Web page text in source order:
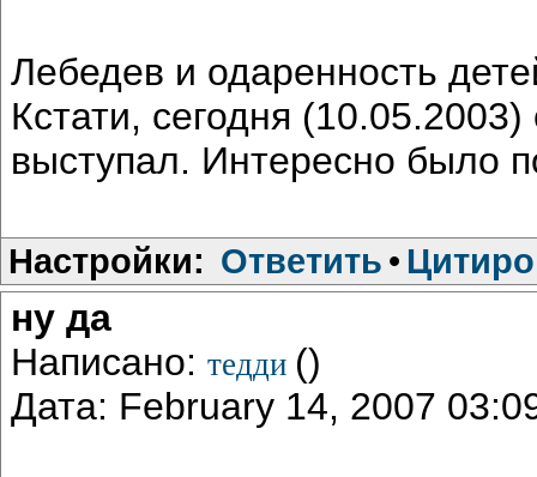
Лебедев и одаренность
Кстати, сегодня
выступал. Интересно было
Настройки: Ответить •
ну да
Написано: тедди ()
Дата: February 14, 2007